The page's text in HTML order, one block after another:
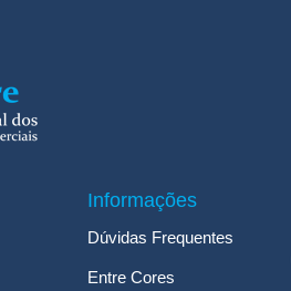
Informações
Dúvidas Frequentes
Entre Cores